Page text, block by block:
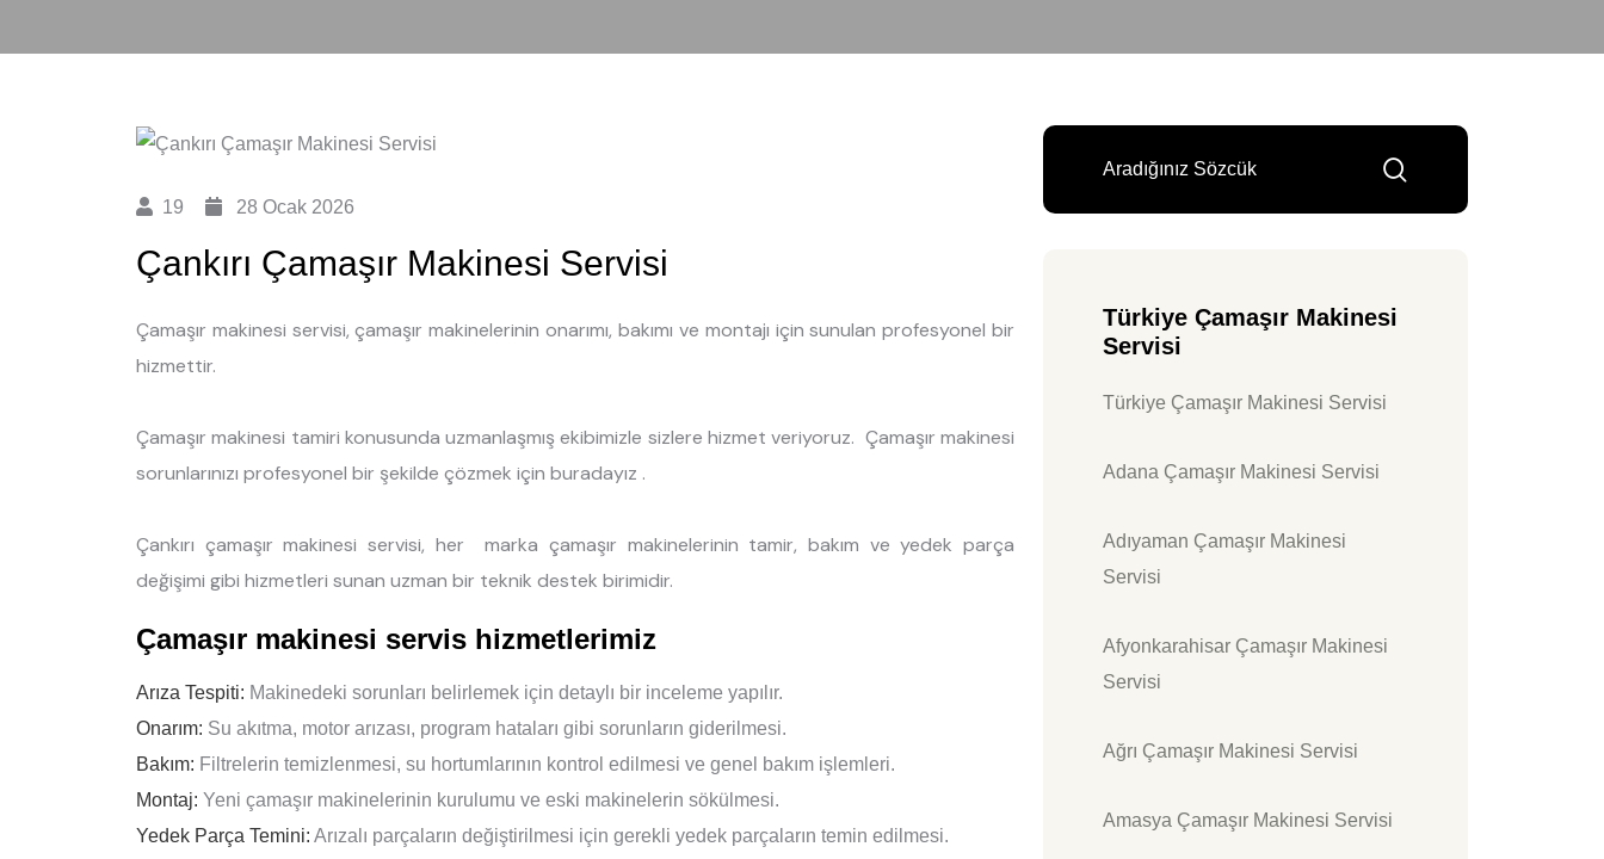
19 28 Ocak 2026
Çankırı Çamaşır Makinesi Servisi
Çamaşır makinesi servisi, çamaşır makinelerinin onarımı, bakımı ve montajı için sunulan profesyonel bir
hizmettir.
Çamaşır makinesi tamiri konusunda uzmanlaşmış ekibimizle sizlere hizmet veriyoruz. Çamaşır makinesi
sorunlarınızı profesyonel bir şekilde çözmek için buradayız .
Çankırı çamaşır makinesi servisi, her marka çamaşır makinelerinin tamir, bakım ve yedek parça
değişimi gibi hizmetleri sunan uzman bir teknik destek birimidir.
Çamaşır makinesi servis hizmetlerimiz
Arıza Tespiti: Makinedeki sorunları belirlemek için detaylı bir inceleme yapılır.
Onarım: Su akıtma, motor arızası, program hataları gibi sorunların giderilmesi.
Bakım: Filtrelerin temizlenmesi, su hortumlarının kontrol edilmesi ve genel bakım işlemleri.
Montaj: Yeni çamaşır makinelerinin kurulumu ve eski makinelerin sökülmesi.
Yedek Parça Temini: Arızalı parçaların değiştirilmesi için gerekli yedek parçaların temin edilmesi.
Türkiye Çamaşır Makinesi
Servisi
Türkiye Çamaşır Makinesi Servisi
Adana Çamaşır Makinesi Servisi
Adıyaman Çamaşır Makinesi
Servisi
Afyonkarahisar Çamaşır Makinesi
Servisi
Ağrı Çamaşır Makinesi Servisi
Amasya Çamaşır Makinesi Servisi